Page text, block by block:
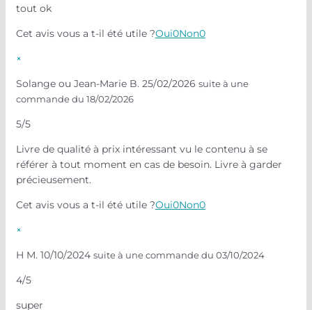
tout ok
Cet avis vous a t-il été utile ?Oui0Non0
×
Solange ou Jean-Marie B. 25/02/2026 suite à une
commande du 18/02/2026
5/5
Livre de qualité à prix intéressant vu le contenu à se
référer à tout moment en cas de besoin. Livre à garder
précieusement.
Cet avis vous a t-il été utile ?Oui0Non0
×
H M. 10/10/2024 suite à une commande du 03/10/2024
4/5
super